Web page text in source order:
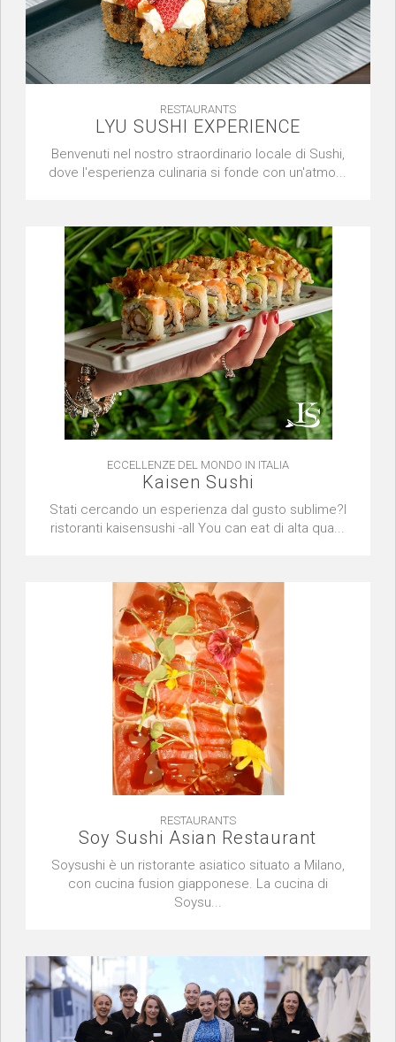
RESTAURANTS
LYU SUSHI EXPERIENCE
Benvenuti nel nostro straordinario locale di Sushi,
dove l'esperienza culinaria si fonde con un'atmo...
ECCELLENZE DEL MONDO IN ITALIA
Kaisen Sushi
Stati cercando un esperienza dal gusto sublime?I
ristoranti kaisensushi -all You can eat di alta qua...
RESTAURANTS
Soy Sushi Asian Restaurant
Soysushi è un ristorante asiatico situato a Milano,
con cucina fusion giapponese. La cucina di
Soysu...